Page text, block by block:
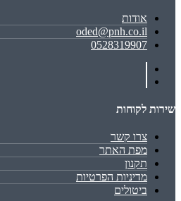
אודות
oded@pnh.co.il
0528319907
שירות לקוחות
צרו קשר
מפת האתר
תקנון
מדיניות הפרטיות
ביטולים